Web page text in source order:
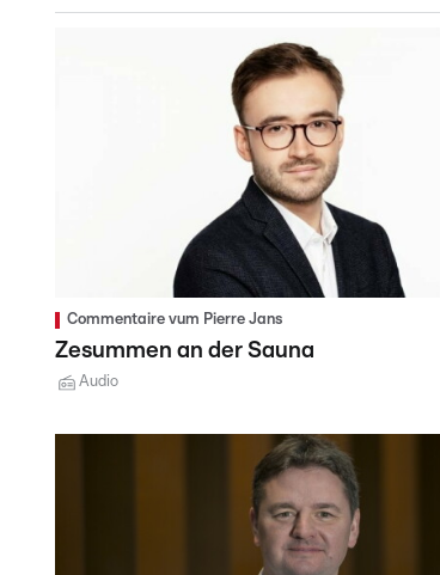
Commentaire vum Pierre Jans
Zesummen an der Sauna
Audio